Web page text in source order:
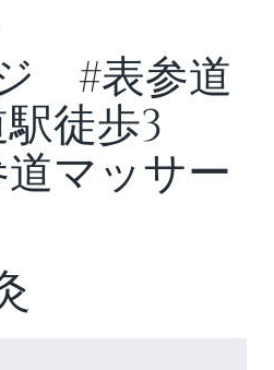
#表参道
徒歩3
マッサー